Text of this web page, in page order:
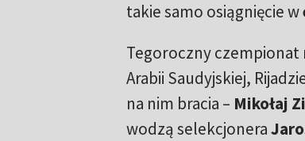
takie samo osiągnięcie w
Tegoroczny czempionat
Arabii Saudyjskiej,
na nim bracia – Mikołaj
wodzą selekcjonera